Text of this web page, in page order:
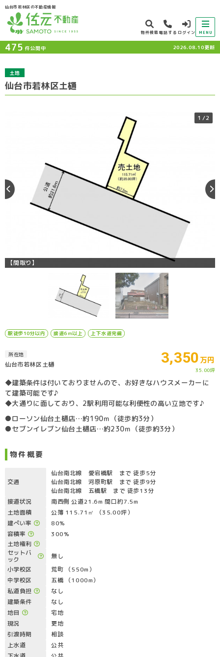
仙台市若林区の不動産情報
物件検索電話する ログイン MENU
475 件公開中 2026.08.10更新
土地
仙台市若林区土樋
1 /2
【間取り】
駅徒歩10分以内 接道6ｍ以上 上下水道完備
所在地
仙台市若林区土樋 3,350万円
35.00坪
◆建築条件は付いておりませんので、お好きなハウスメーカーに
て建築可能です♪
◆大通りに面しており、2駅利用可能な利便性の高い立地です♪
●ローソン仙台土樋店…約190ｍ（徒歩約3分）
●セブンイレブン仙台土樋店…約230ｍ（徒歩約3分）
物件概要
交通
仙台南北線 愛宕橋駅 まで 徒歩5分
仙台南北線 河原町駅 まで 徒歩9分
仙台南北線 五橋駅 まで 徒歩13分
接道状況
南西側 公道21.6m 間口約7.5m
土地面積
公簿 115.71㎡ （35.00坪）
建ぺい率
80%
容積率
300%
土地権利
セットバ
ック
無し
小学校区
荒町 （550m）
中学校区
五橋 （1000m）
私道負担
なし
建築条件
なし
地目
宅地
現況
更地
引渡時期
相談
上水道
公共